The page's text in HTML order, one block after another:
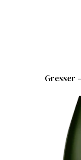
Gresser